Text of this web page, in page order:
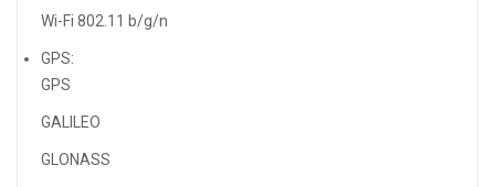
Wi-Fi 802.11 b/g/n
GPS:
GPS
GALILEO
GLONASS